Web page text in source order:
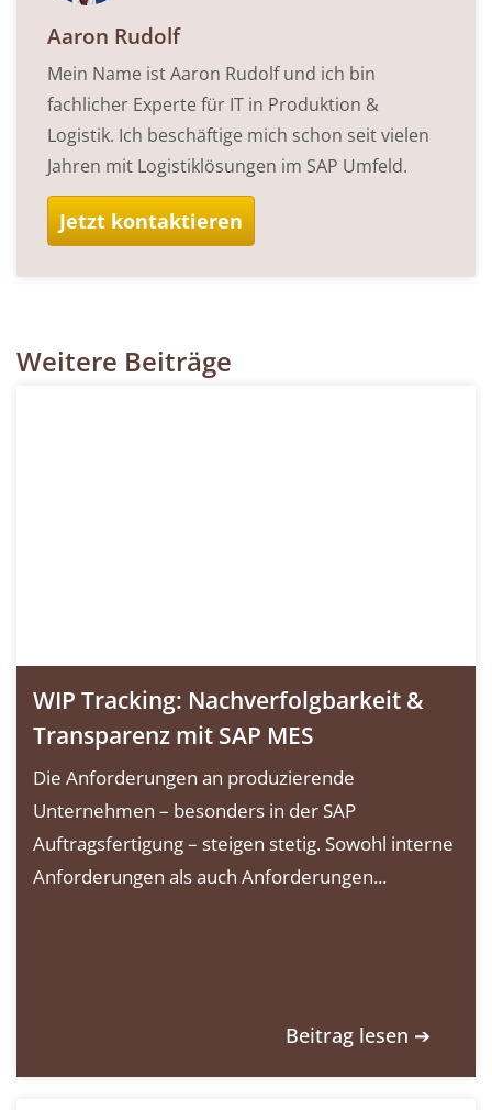
Aaron Rudolf
Mein Name ist Aaron Rudolf und ich bin
fachlicher Experte für IT in Produktion &
Logistik. Ich beschäftige mich schon seit vielen
Jahren mit Logistiklösungen im SAP Umfeld.
Jetzt kontaktieren
Weitere Beiträge
WIP Tracking: Nachverfolgbarkeit &
Transparenz mit SAP MES
Die Anforderungen an produzierende
Unternehmen – besonders in der SAP
Auftragsfertigung – steigen stetig. Sowohl interne
Anforderungen als auch Anforderungen...
Beitrag lesen ➔